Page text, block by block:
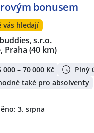
bonusem
vás hledají
s.r.o.
Praha (40 km)
000 – 70 000 Kč
Plný
také pro absolventy
3. srpna